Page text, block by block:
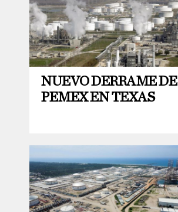
NUEVO DERRAME DE
PEMEX EN TEXAS